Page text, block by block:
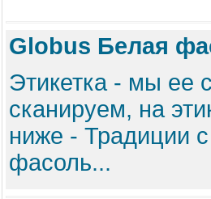
Globus Белая
Этикетка - мы ее
сканируем, на
ниже - Традиции
фасоль...